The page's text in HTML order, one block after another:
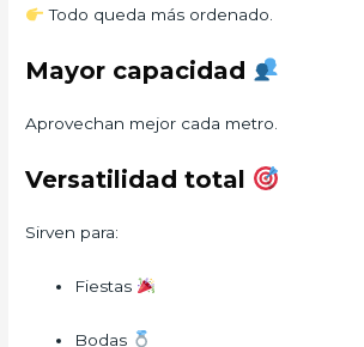
Todo queda más ordenado.
Mayor capacidad
Aprovechan mejor cada metro.
Versatilidad total
Sirven para:
Fiestas
Bodas